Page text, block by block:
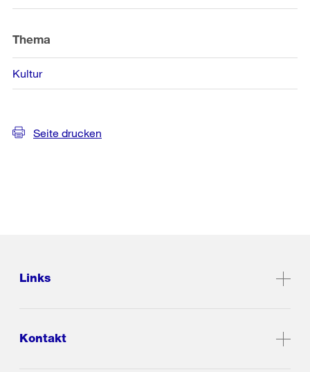
Thema
Kultur
Seite drucken
Links
Kontakt